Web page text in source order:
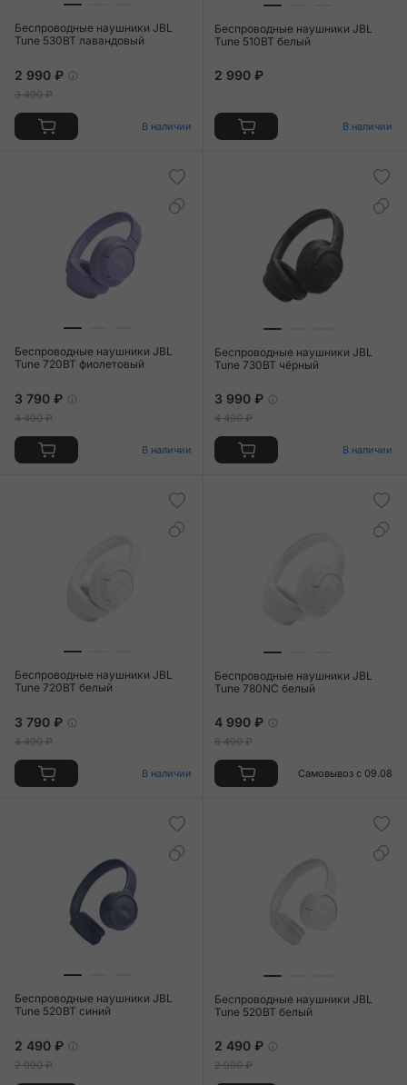
Беспроводные наушники JBL
Tune 530BT лавандовый
2 990 ₽
3 490 ₽
В наличии
Беспроводные наушники JBL
Tune 510BT белый
2 990 ₽
В наличии
Беспроводные наушники JBL
Tune 720BT фиолетовый
3 790 ₽
4 490 ₽
В наличии
Беспроводные наушники JBL
Tune 730BT чёрный
3 990 ₽
4 490 ₽
В наличии
Беспроводные наушники JBL
Tune 720BT белый
3 790 ₽
4 490 ₽
В наличии
Беспроводные наушники JBL
Tune 780NC белый
4 990 ₽
6 490 ₽
Самовывоз с 09.08
Беспроводные наушники JBL
Tune 520BT синий
2 490 ₽
2 990 ₽
Беспроводные наушники JBL
Tune 520BT белый
2 490 ₽
2 990 ₽